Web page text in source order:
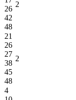
26
42
48
2
21
26
27
38
45
48
2
4